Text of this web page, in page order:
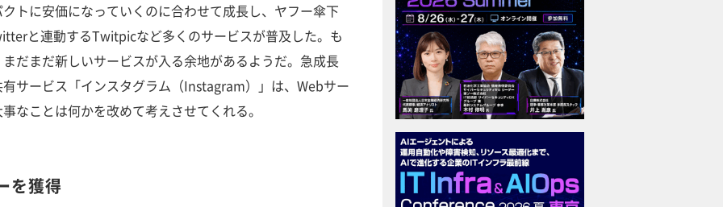
トに安価になっていくのに合わせて成長し、ヤフー傘下
と連動するTwitpicなど多くのサービスが普及した。も
だまだ新しいサービスが入る余地があるようだ。急成長
サービス「インスタグラム（Instagram）」は、Webサー
なことは何かを改めて考えさせてくれる。
を獲得